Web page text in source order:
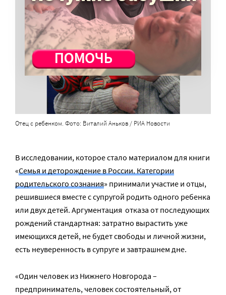
Отец с ребенком. Фото: Виталий Аньков / РИА Новости
В исследовании, которое стало материалом для книги
«Семья и деторождение в России. Категории
родительского сознания» принимали участие и отцы,
решившиеся вместе с супругой родить одного ребенка
или двух детей. Аргументация отказа от последующих
рождений стандартная: затратно вырастить уже
имеющихся детей, не будет свободы и личной жизни,
есть неуверенность в супруге и завтрашнем дне.
«Один человек из Нижнего Новгорода –
предприниматель, человек состоятельный, от